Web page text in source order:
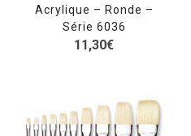
Acrylique – Ronde –
Série 6036
11,30€